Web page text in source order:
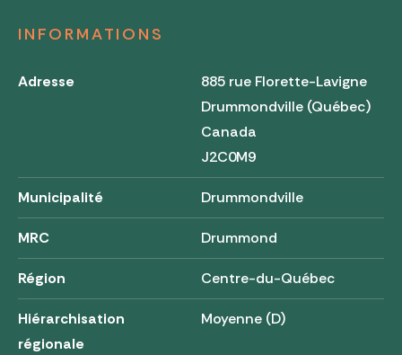
INFORMATIONS
Adresse
885 rue Florette-Lavigne
Drummondville (Québec)
Canada
J2C0M9
Municipalité Drummondville
MRC Drummond
Région Centre-du-Québec
Hiérarchisation
régionale
Moyenne (D)